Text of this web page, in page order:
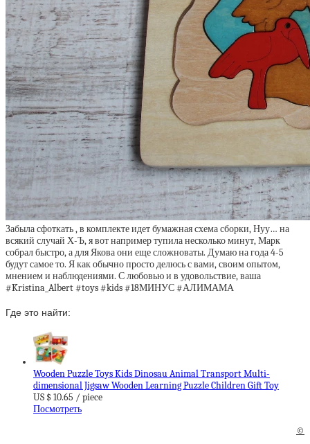
Забыла сфоткать , в комплекте идет бумажная схема сборки, Нуу… на
всякий случай Х-Ъ, я вот например тупила несколько минут, Марк
собрал быстро, а для Якова они еще сложноваты. Думаю на года 4-5
будут самое то. Я как обычно просто делюсь с вами, своим опытом,
мнением и наблюдениями. С любовью и в удовольствие, ваша
#Kristina_Albert #toys #kids #18МИНУС #АЛИМАМА
Где это найти:
Wooden Puzzle Toys Kids Dinosau Animal Transport Multi-
dimensional Jigsaw Wooden Learning Puzzle Children Gift Toy
US $ 10.65 / piece
Посмотреть
©